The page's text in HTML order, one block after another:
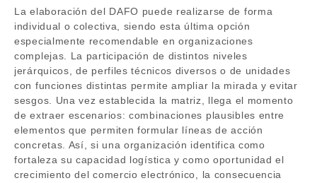
La elaboración del DAFO puede realizarse de forma
individual o colectiva, siendo esta última opción
especialmente recomendable en organizaciones
complejas. La participación de distintos niveles
jerárquicos, de perfiles técnicos diversos o de unidades
con funciones distintas permite ampliar la mirada y evitar
sesgos. Una vez establecida la matriz, llega el momento
de extraer escenarios: combinaciones plausibles entre
elementos que permiten formular líneas de acción
concretas. Así, si una organización identifica como
fortaleza su capacidad logística y como oportunidad el
crecimiento del comercio electrónico, la consecuencia